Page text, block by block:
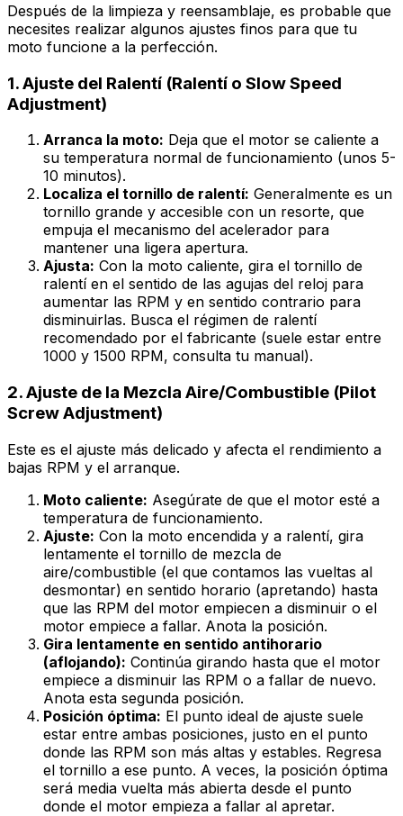
Después de la limpieza y reensamblaje, es probable que
necesites realizar algunos ajustes finos para que tu
moto funcione a la perfección.
1. Ajuste del Ralentí (Ralentí o Slow Speed
Adjustment)
Arranca la moto: Deja que el motor se caliente a
su temperatura normal de funcionamiento (unos 5-
10 minutos).
Localiza el tornillo de ralentí: Generalmente es un
tornillo grande y accesible con un resorte, que
empuja el mecanismo del acelerador para
mantener una ligera apertura.
Ajusta: Con la moto caliente, gira el tornillo de
ralentí en el sentido de las agujas del reloj para
aumentar las RPM y en sentido contrario para
disminuirlas. Busca el régimen de ralentí
recomendado por el fabricante (suele estar entre
1000 y 1500 RPM, consulta tu manual).
2. Ajuste de la Mezcla Aire/Combustible (Pilot
Screw Adjustment)
Este es el ajuste más delicado y afecta el rendimiento a
bajas RPM y el arranque.
Moto caliente: Asegúrate de que el motor esté a
temperatura de funcionamiento.
Ajuste: Con la moto encendida y a ralentí, gira
lentamente el tornillo de mezcla de
aire/combustible (el que contamos las vueltas al
desmontar) en sentido horario (apretando) hasta
que las RPM del motor empiecen a disminuir o el
motor empiece a fallar. Anota la posición.
Gira lentamente en sentido antihorario
(aflojando): Continúa girando hasta que el motor
empiece a disminuir las RPM o a fallar de nuevo.
Anota esta segunda posición.
Posición óptima: El punto ideal de ajuste suele
estar entre ambas posiciones, justo en el punto
donde las RPM son más altas y estables. Regresa
el tornillo a ese punto. A veces, la posición óptima
será media vuelta más abierta desde el punto
donde el motor empieza a fallar al apretar.